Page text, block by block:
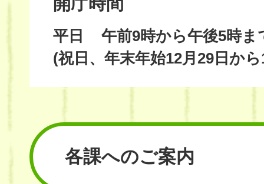
平日
午前9時から午後5時ま
(祝日、年末年始12月29日か
各課へのご案内